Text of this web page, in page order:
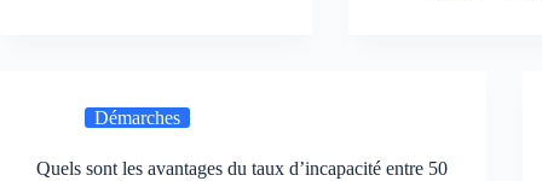
Démarches
Quels sont les avantages du taux d’incapacité entre 50